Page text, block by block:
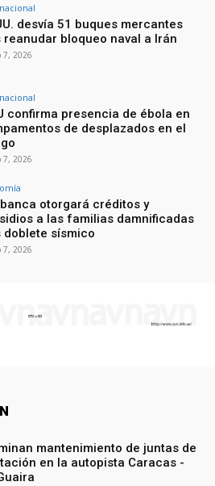
desvía 51 buques mercantes
reanudar bloqueo naval a Irán
7, 2026
confirma presencia de ébola en
de desplazados en el
7, 2026
otorgará créditos y
a las familias damnificadas
doblete sísmico
7, 2026
mantenimiento de juntas de
en la autopista Caracas -